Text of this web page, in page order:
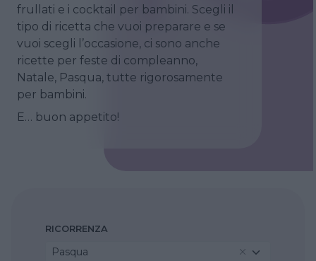
frullati e i cocktail per bambini. Scegli il
tipo di ricetta che vuoi preparare e se
vuoi scegli l’occasione, ci sono anche
ricette per feste di compleanno,
Natale, Pasqua, tutte rigorosamente
per bambini.
E… buon appetito!
RICORRENZA
Pasqua